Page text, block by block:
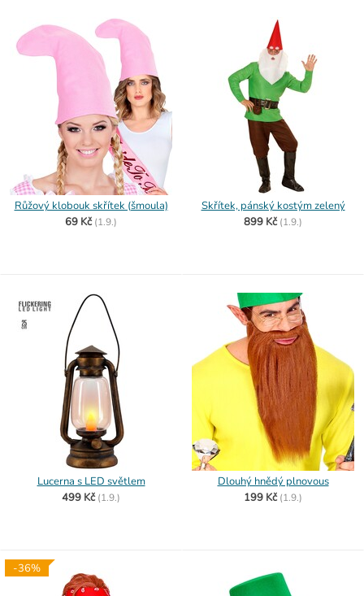
Růžový klobouk skřítek (šmoula)
69 Kč (1.9.)
Skřítek, pánský kostým zelený
899 Kč (1.9.)
Lucerna s LED světlem
499 Kč (1.9.)
Dlouhý hnědý plnovous
199 Kč (1.9.)
-36%